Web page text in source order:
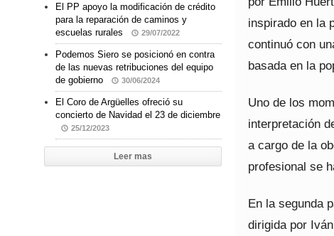
inspirado en la
continuó con
basada en la
Uno de los
interpretación
a cargo de la
profesional se
En la segunda
dirigida por
El PP apoyo la modificación de crédito
para la reparación de caminos y
escuelas rurales
29/07/2022
Podemos Siero se posicionó en contra
de las nuevas retribuciones del equipo
de gobierno
30/06/2024
El Coro de Argüelles ofreció su
concierto de Navidad el 23 de diciembre
25/12/2023
Leer mas